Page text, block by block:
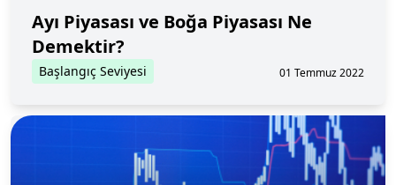
Ayı Piyasası ve Boğa Piyasası Ne
Demektir?
Başlangıç Seviyesi 01 Temmuz 2022